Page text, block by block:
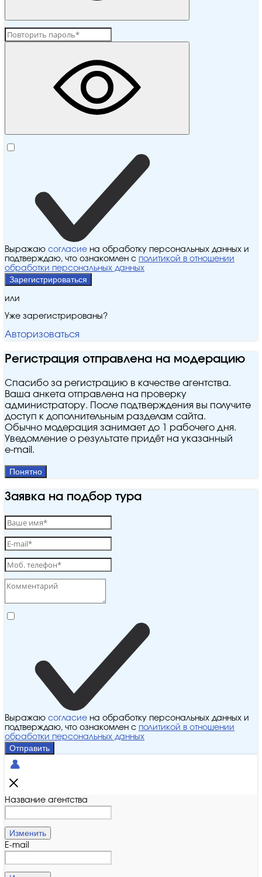
Выражаю согласие на обработку персональных данных и
подтверждаю, что ознакомлен с политикой в отношении
обработки персональных данных
Зарегистрироваться
или
Уже зарегистрированы?
Авторизоваться
Регистрация отправлена на модерацию
Спасибо за регистрацию в качестве агентства.
Ваша анкета отправлена на проверку
администратору. После подтверждения вы получите
доступ к дополнительным разделам сайта.
Обычно модерация занимает до 1 рабочего дня.
Уведомление о результате придёт на указанный
e‑mail.
Понятно
Заявка на подбор тура
Выражаю согласие на обработку персональных данных и
подтверждаю, что ознакомлен с политикой в отношении
обработки персональных данных
Отправить
Название агентства
Изменить
E-mail